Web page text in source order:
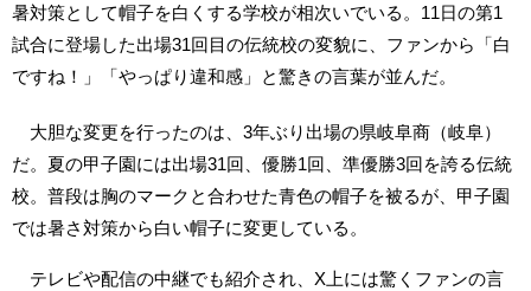
暑対策として帽子を白くする学校が相次いでいる。11日の第1
試合に登場した出場31回目の伝統校の変貌に、ファンから「白
ですね！」「やっぱり違和感」と驚きの言葉が並んだ。
大胆な変更を行ったのは、3年ぶり出場の県岐阜商（岐阜）
だ。夏の甲子園には出場31回、優勝1回、準優勝3回を誇る伝統
校。普段は胸のマークと合わせた青色の帽子を被るが、甲子園
では暑さ対策から白い帽子に変更している。
テレビや配信の中継でも紹介され、X上には驚くファンの言